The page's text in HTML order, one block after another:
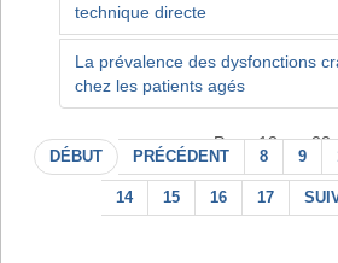
technique directe
La prévalence des dysfonctions
chez les patients agés
Page 13 sur 22
DÉBUT PRÉCÉDENT 8 9
14 15 16 17